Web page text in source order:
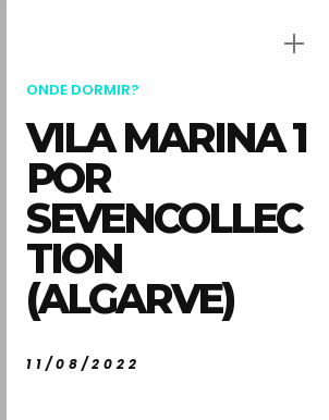
ONDE DORMIR?
VILA MARINA 1
POR
SEVENCOLLEC
TION
(ALGARVE)
11/08/2022